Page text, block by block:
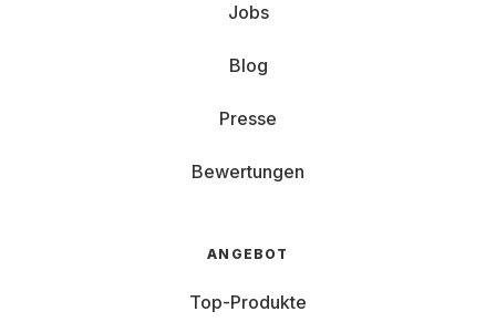
Jobs
Blog
Presse
Bewertungen
ANGEBOT
Top-Produkte